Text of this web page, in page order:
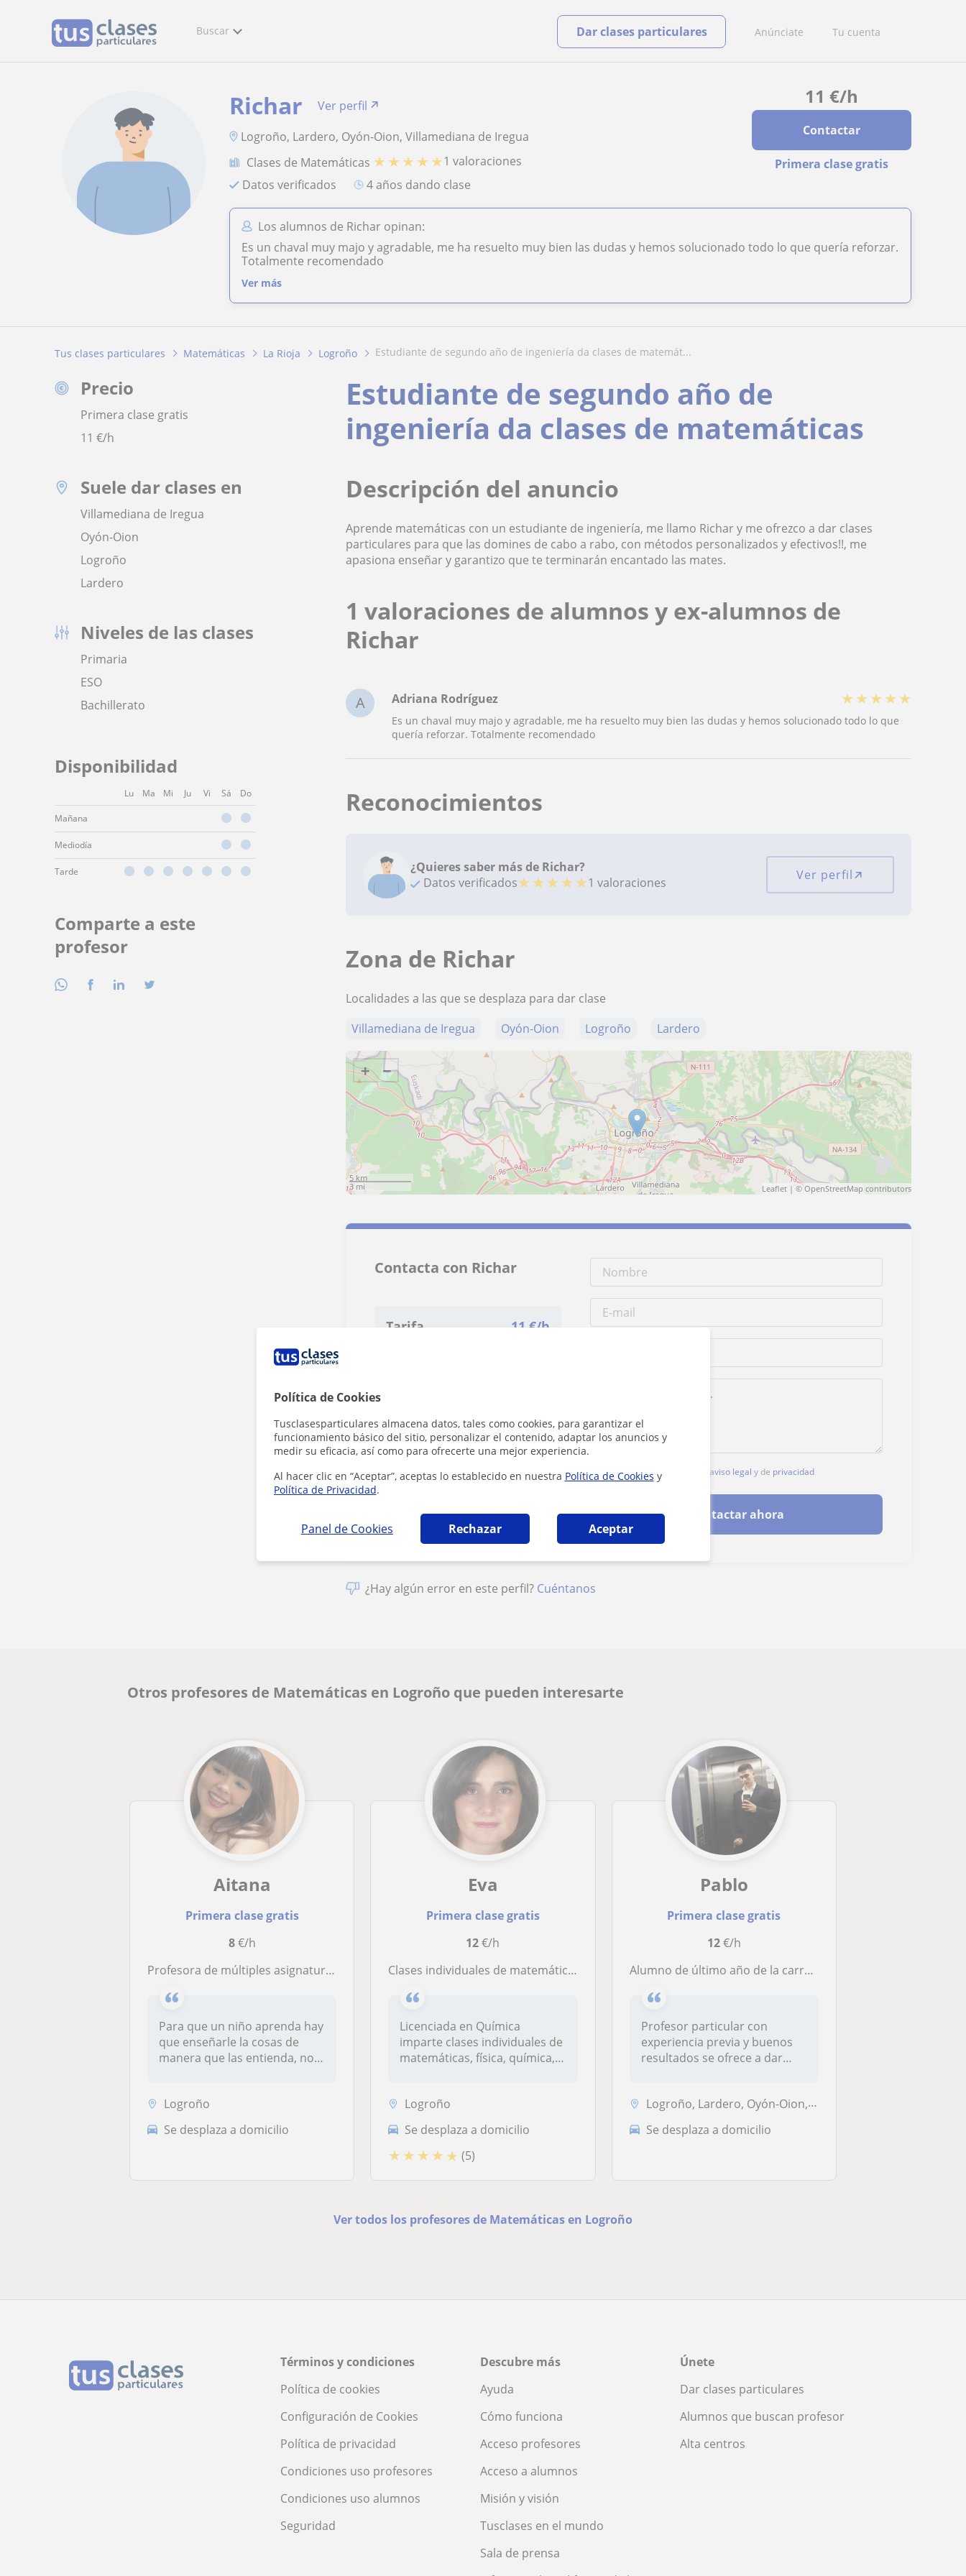
Política de Cookies
Tusclasesparticulares almacena datos, tales como cookies, para garantizar el
funcionamiento básico del sitio, personalizar el contenido, adaptar los anuncios y
medir su eficacia, así como para ofrecerte una mejor experiencia.
Al hacer clic en “Aceptar”, aceptas lo establecido en nuestra Política de Cookies y
Política de Privacidad.
Panel de Cookies Rechazar Aceptar
Buscar Anúnciate Tu cuenta
Dar clases particulares
11 €/h
Contactar
Primera clase gratis
Richar
Ver perfil
Logroño, Lardero, Oyón-Oion, Villamediana de Iregua
Clases de Matemáticas ★ ★ ★ ★ ★1 valoraciones
Datos verificados
4 años dando clase
Los alumnos de Richar opinan:
Es un chaval muy majo y agradable, me ha resuelto muy bien las dudas y hemos solucionado todo lo que quería reforzar.
Totalmente recomendado
Ver más
Tus clases particulares Matemáticas La Rioja Logroño estudiante de segundo año de ingeniería da clases de matemát...
Precio
Primera clase gratis
11 €/h
Suele dar clases en
Villamediana de Iregua
Oyón-Oion
Logroño
Lardero
Niveles de las clases
Primaria
ESO
Bachillerato
Disponibilidad
Lu Ma Mi Ju Vi Sá Do
Mañana
Mediodía
Tarde
Comparte a este
profesor
Estudiante de segundo año de
ingeniería da clases de matemáticas
Descripción del anuncio
Aprende matemáticas con un estudiante de ingeniería, me llamo Richar y me ofrezco a dar clases
particulares para que las domines de cabo a rabo, con métodos personalizados y efectivos!!, me
apasiona enseñar y garantizo que te terminarán encantado las mates.
1 valoraciones de alumnos y ex-alumnos de
Richar
A Adriana Rodríguez ★ ★ ★ ★ ★
Es un chaval muy majo y agradable, me ha resuelto muy bien las dudas y hemos solucionado todo lo que
quería reforzar. Totalmente recomendado
Reconocimientos
¿Quieres saber más de Richar?
Datos verificados★ ★ ★ ★ ★1 valoraciones Ver perfil
Zona de Richar
Localidades a las que se desplaza para dar clase
Villamediana de Iregua
Oyón-Oion Logroño Lardero
+ −
5 km
3 mi
Leaflet| © OpenStreetMap contributors
Contacta con Richar
Tarifa 11 €/h
Al hacer clic, aceptas nuestro aviso legal y de privacidad
Contactar ahora
¿Hay algún error en este perfil? Cuéntanos
Otros profesores de Matemáticas en Logroño que pueden interesarte
Aitana
Primera clase gratis
8€/h
Profesora de múltiples asignaturas, con experiencia como profesora particular
Para que un niño aprenda hay
que enseñarle la cosas de
manera que las entienda, no
Logroño
Se desplaza a domicilio
Eva
Primera clase gratis
12€/h
Clases individuales de matemáticas y ciencias, todas las asignaturas en un sólo lugar
Licenciada en Química
imparte clases individuales de
matemáticas, física, química,
Logroño
Se desplaza a domicilio
★ ★ ★ ★ ★ (5)
Pablo
Primera clase gratis
12€/h
Alumno de último año de la carrera de matemáticas se ofrece a dar clases particulares para superar el curso académico
Profesor particular con
experiencia previa y buenos
resultados se ofrece a dar
Logroño, Lardero, Oyón-Oion, Villamediana de Iregua
Se desplaza a domicilio
Ver todos los profesores de Matemáticas en Logroño
Términos y condiciones
Política de cookies
Configuración de Cookies
Política de privacidad
Condiciones uso profesores
Condiciones uso alumnos
Seguridad
Descubre más
Ayuda
Cómo funciona
Acceso profesores
Acceso a alumnos
Misión y visión
Tusclases en el mundo
Sala de prensa
Únete
Dar clases particulares
Alumnos que buscan profesor
Alta centros